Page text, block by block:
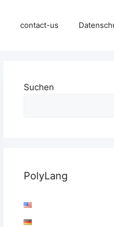
contact-us
Suchen
PolyLang